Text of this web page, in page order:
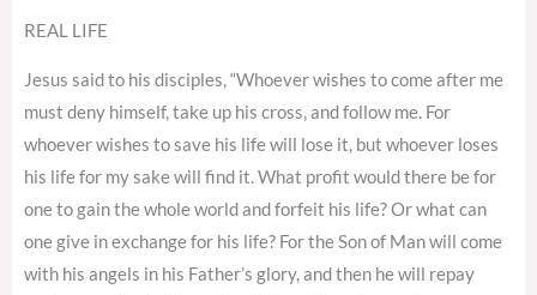
REAL LIFE
Jesus said to his disciples, “Whoever wishes to come after me
must deny himself, take up his cross, and follow me. For
whoever wishes to save his life will lose it, but whoever loses
his life for my sake will find it. What profit would there be for
one to gain the whole world and forfeit his life? Or what can
one give in exchange for his life? For the Son of Man will come
with his angels in his Father’s glory, and then he will repay